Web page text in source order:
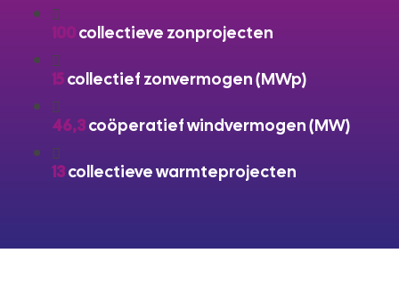
100collectieve zonprojecten
15collectief zonvermogen (MWp)
46,3coöperatief windvermogen (MW)
13collectieve warmteprojecten